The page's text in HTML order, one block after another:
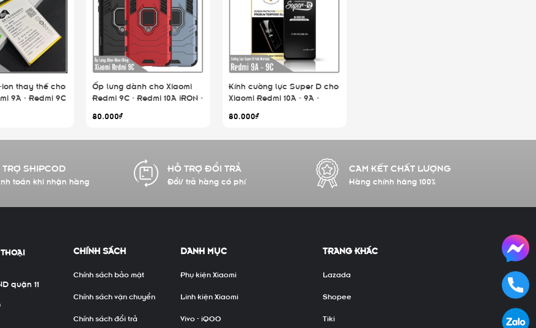
ion thay thế cho
9A - Redmi 9C
Ốp lưng dành cho Xiaomi
Redmi 9C - Redmi 10A iRON -
viền dẻo chống sốc
80.000₫
Kính cường lực Super D cho
Xiaomi Redmi 10A - 9A -
MIETUBL
80.000₫
SHIPCOD
toán khi nhận hàng
HỖ TRỢ ĐỔI TRẢ
Đổi/ trả hàng có phí
CAM KẾT CHẤT LƯỢNG
Hàng chính hãng 100%
quận 11
CHÍNH SÁCH
Chính sách bảo mật
Chính sách vận chuyển
Chính sách đổi trả
DANH MỤC
Phụ kiện Xiaomi
Linh kiện Xiaomi
Vivo - iQOO
TRANG KHÁC
Lazada
Shopee
Tiki